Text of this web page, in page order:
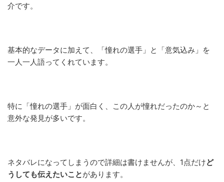
介です。
基本的なデータに加えて、「憧れの選手」と「意気込み」を
一人一人語ってくれています。
特に「憧れの選手」が面白く、この人が憧れだったのか～と
意外な発見が多いです。
ネタバレになってしまうので詳細は書けませんが、1点だけど
うしても伝えたいことがあります。